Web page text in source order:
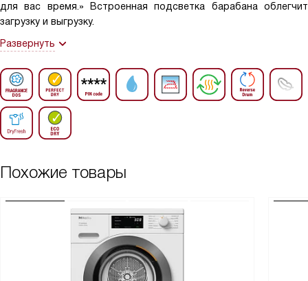
для вас время.» Встроенная подсветка барабана облегчит
загрузку и выгрузку.
Развернуть
Похожие товары